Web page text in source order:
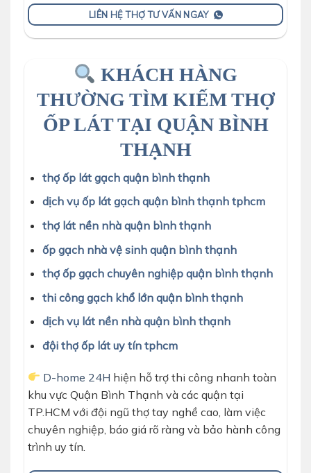
LIÊN HỆ THỢ TƯ VẤN NGAY
KHÁCH HÀNG
THƯỜNG TÌM KIẾM THỢ
ỐP LÁT TẠI QUẬN BÌNH
THẠNH
thợ ốp lát gạch quận bình thạnh
dịch vụ ốp lát gạch quận bình thạnh tphcm
thợ lát nền nhà quận bình thạnh
ốp gạch nhà vệ sinh quận bình thạnh
thợ ốp gạch chuyên nghiệp quận bình thạnh
thi công gạch khổ lớn quận bình thạnh
dịch vụ lát nền nhà quận bình thạnh
đội thợ ốp lát uy tín tphcm
D-home 24H hiện hỗ trợ thi công nhanh toàn
khu vực Quận Bình Thạnh và các quận tại
TP.HCM với đội ngũ thợ tay nghề cao, làm việc
chuyên nghiệp, báo giá rõ ràng và bảo hành công
trình uy tín.